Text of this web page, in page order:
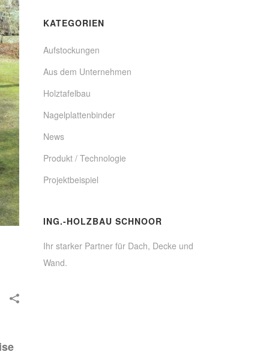
KATEGORIEN
Aufstockungen
Aus dem Unternehmen
Holztafelbau
Nagelplattenbinder
News
Produkt / Technologie
Projektbeispiel
ING.-HOLZBAU SCHNOOR
Ihr starker Partner für Dach, Decke und
Wand.